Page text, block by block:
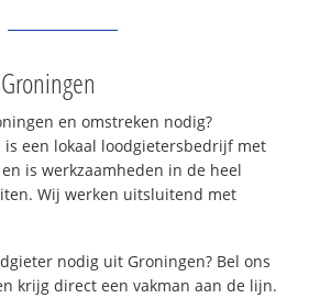
en omstreken nodig?
is een lokaal loodgietersbedrijf met
is werkzaamheden in de heel
Wij werken uitsluitend met
nodig uit Groningen? Bel ons
krijg direct een vakman aan de lijn.